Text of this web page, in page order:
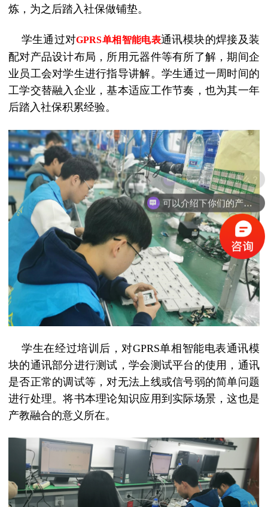
炼，为之后踏入社保做铺垫。
学生通过对GPRS单相智能电表通讯模块的焊接及装
配对产品设计布局，所用元器件等有所了解，期间企
业员工会对学生进行指导讲解。学生通过一周时间的
工学交替融入企业，基本适应工作节奏，也为其一年
后踏入社保积累经验。
学生在经过培训后，对GPRS单相智能电表通讯模
块的通讯部分进行测试，学会测试平台的使用，通讯
是否正常的调试等，对无法上线或信号弱的简单问题
进行处理。将书本理论知识应用到实际场景，这也是
产教融合的意义所在。
可以介绍下你们的产品么？
现在有优惠活动么？